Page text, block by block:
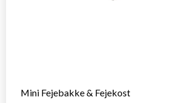
Mini Fejebakke & Fejekost